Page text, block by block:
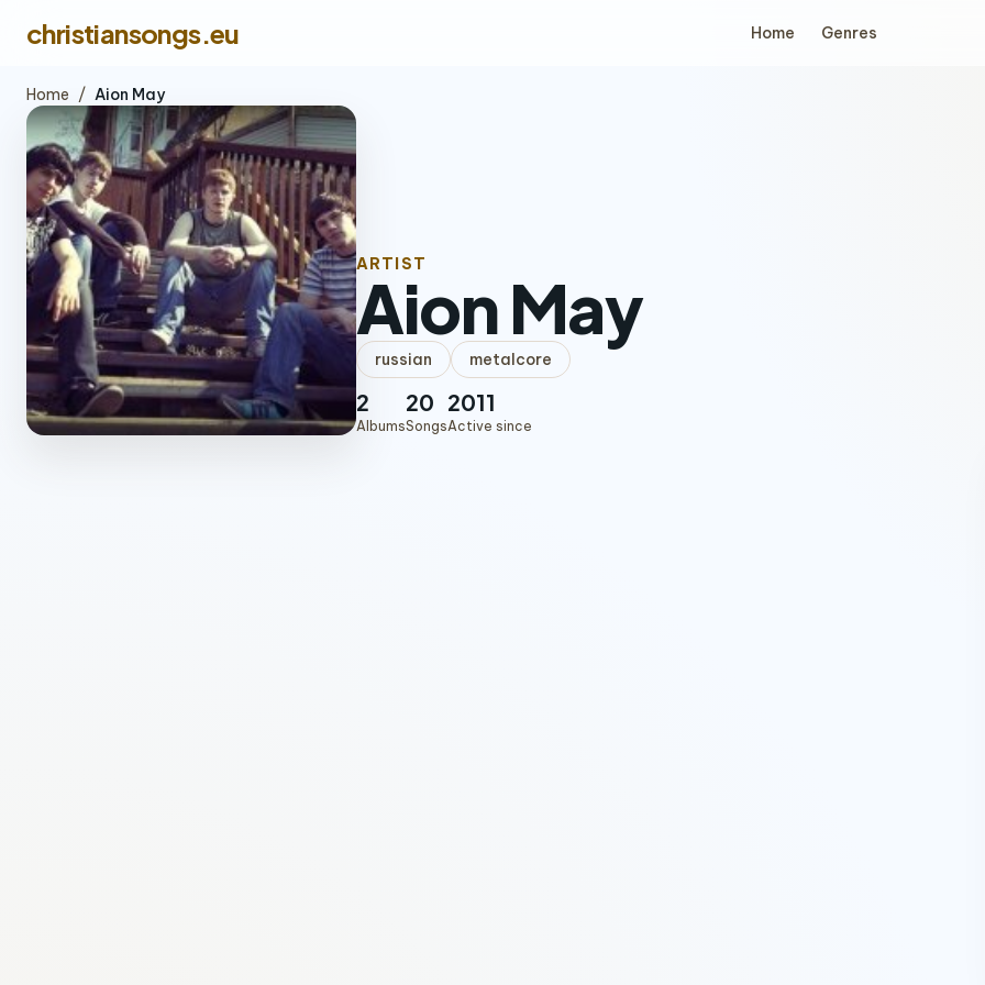
christiansongs.eu Home Genres
Home / Aion May
ARTIST
Aion May
russian metalcore
2
Albums
20
Songs
2011
Active since